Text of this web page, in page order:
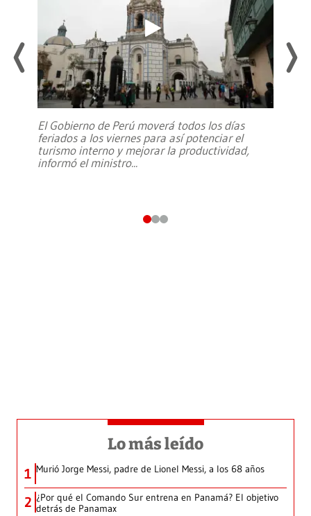
El Gobierno de Perú moverá todos los días
feriados a los viernes para así potenciar el
turismo interno y mejorar la productividad,
informó el ministro...
Lo más leído
1 Murió Jorge Messi, padre de Lionel Messi, a los 68 años
2 ¿Por qué el Comando Sur entrena en Panamá? El objetivo
detrás de Panamax